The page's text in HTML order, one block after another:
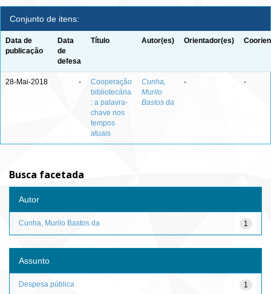
Conjunto de itens:
Data de
publicação
Data
de
defesa
Título Autor(es) Orientador(es)
28-Mai-2018 -
Cooperação
bibliotecária
: a palavra-
chave nos
tempos
atuais
Cunha,
Murilo
Bastos da
- -
Busca facetada
Autor
1
Cunha, Murilo Bastos da
Assunto
1
Despesa pública